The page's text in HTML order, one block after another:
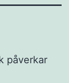
påverkar